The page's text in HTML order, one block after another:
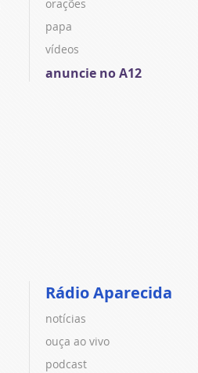
orações
papa
vídeos
anuncie no A12
Rádio Aparecida
notícias
ouça ao vivo
podcast